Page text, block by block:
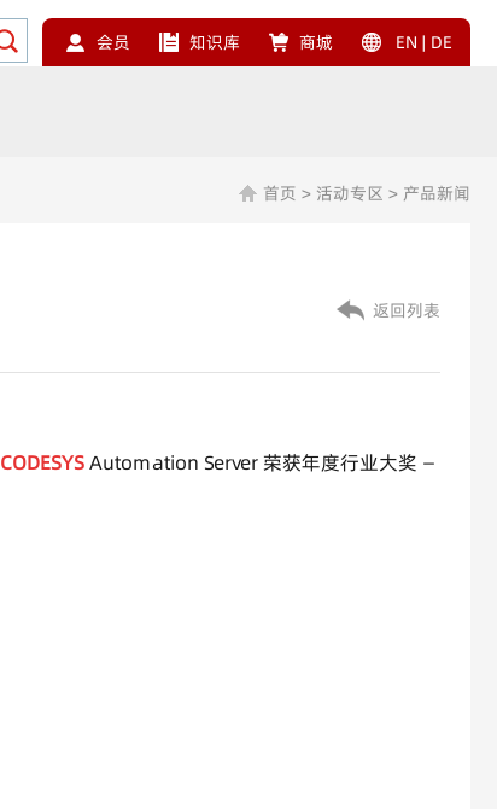
会员 知识库 商城 EN | DE
首页 > 活动专区 > 产品新闻
返回列表
CODESYSAutomation Server 荣获年度行业大奖 —